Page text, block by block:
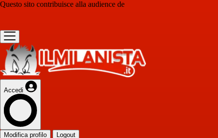
Questo sito contribuisce alla audience de
Accedi
Modifica profilo Logout